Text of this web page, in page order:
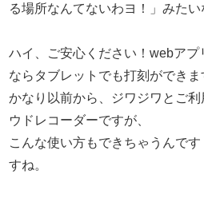
る場所なんてないわヨ！」みたい
ハイ、ご安心ください！webア
ならタブレットでも打刻ができま
かなり以前から、ジワジワとご
ウドレコーダーですが、
こんな使い方もできちゃうんで
すね。